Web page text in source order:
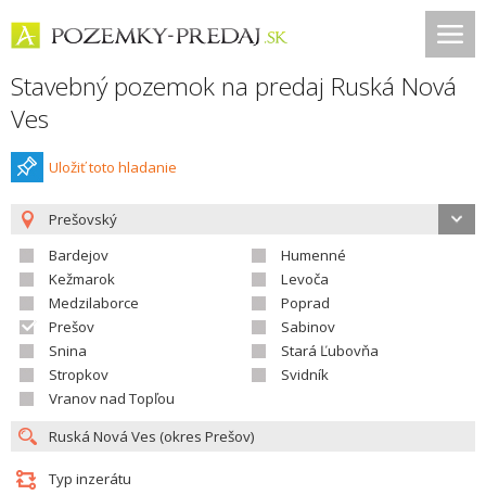
Stavebný pozemok na predaj Ruská Nová
Ves
Uložiť toto hladanie
Prešovský
Bardejov
Humenné
Kežmarok
Levoča
Medzilaborce
Poprad
Prešov
Sabinov
Snina
Stará Ľubovňa
Stropkov
Svidník
Vranov nad Topľou
Typ inzerátu